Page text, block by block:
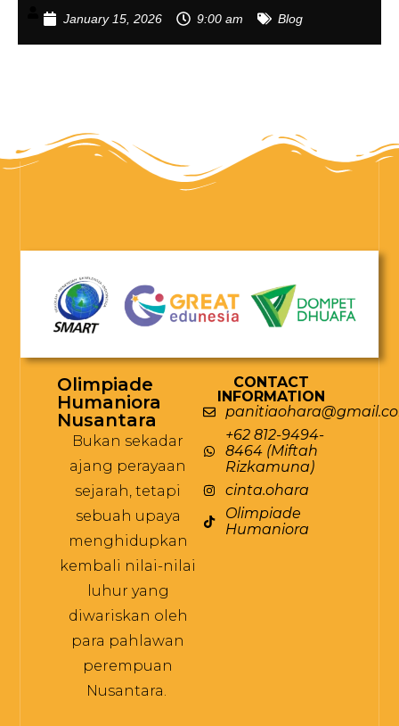
January 15, 2026 9:00 am Blog
Olimpiade
Humaniora
Nusantara
Bukan sekadar
ajang perayaan
sejarah, tetapi
sebuah upaya
menghidupkan
kembali nilai-nilai
luhur yang
diwariskan oleh
para pahlawan
perempuan
Nusantara.
CONTACT
INFORMATION
+62 812-9494-
8464 (Miftah
Rizkamuna)
cinta.ohara
Olimpiade
Humaniora